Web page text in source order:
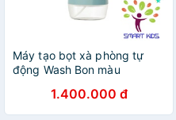
Máy tạo bọt xà phòng tự
động Wash Bon màu
1.400.000 đ